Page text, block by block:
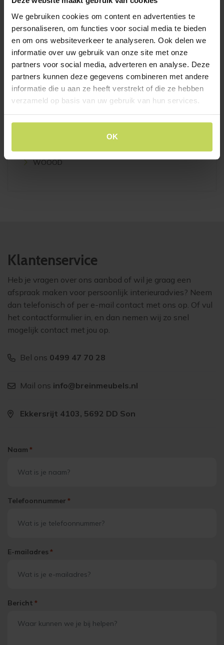
We gebruiken cookies om content en advertenties te
personaliseren, om functies voor social media te bieden
en om ons websiteverkeer te analyseren. Ook delen we
informatie over uw gebruik van onze site met onze
partners voor social media, adverteren en analyse. Deze
partners kunnen deze gegevens combineren met andere
informatie die u aan ze heeft verstrekt of die ze hebben
verzameld op basis van uw gebruik van hun services.
OK
Hanglampen
Lampenkappen en voet
Vloerlampen
Plafondlampen
MERKEN
BreinMeubels
WOOOD
Klantenservice
Heb je vragen over ons aanbod of wil je graag een
afspraak maken voor persoonlijk interieuradvies? Neem
dan telefonisch of per e-mail contact met ons op. Of vul
het contactformulier in, en dan nemen wij zo snel
mogelijk contact met jou op.
Bel ons 0499 47 70 28
Mail ons info@breinmeubels.nl
Ekkersrijt 4103, 5692 DD Son
Naam *
Telefoonnummer *
E-mailadres *
Bericht *